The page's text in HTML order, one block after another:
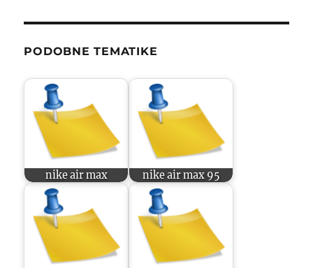
PODOBNE TEMATIKE
nike air max nike air max 95